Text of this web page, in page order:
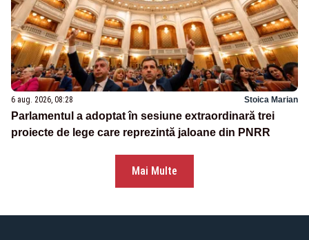
6 aug. 2026, 08:28 Stoica Marian
Parlamentul a adoptat în sesiune extraordinară trei
proiecte de lege care reprezintă jaloane din PNRR
Mai Multe